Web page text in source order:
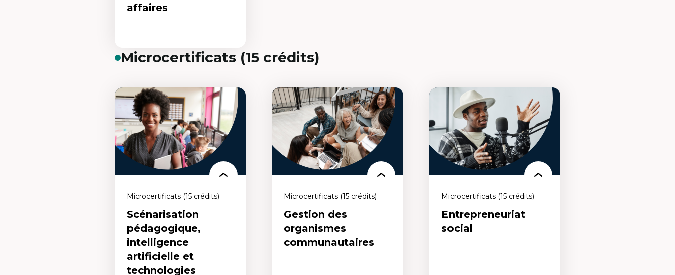
affaires
Administration des
Un programme pour repenser la
gestion et favoriser une croissance
responsable et durable des entreprises.
Oser repenser le milieu des affaires de
demain, maintenant.
Microcertificats (15 crédits)
Microcertificats (15 crédits)
Scénarisation
pédagogique,
intelligence
artificielle et
technologies
Microcertificats (15 crédits)
Gestion des
organismes
communautaires
Microcertificats (15 crédits)
Entrepreneuriat
social